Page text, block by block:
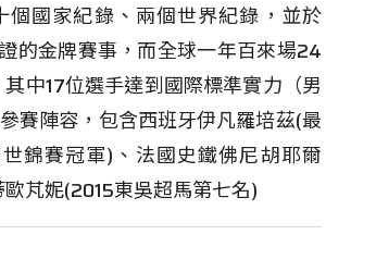
個國家紀錄、兩個世界紀錄，並於
的金牌賽事，而全球一年百來場24
中17位選手達到國際標準實力（男
賽陣容，包含西班牙伊凡羅培茲(最
錦賽冠軍)、法國史鐵佛尼胡耶爾
芃妮(2015東吳超馬第七名)